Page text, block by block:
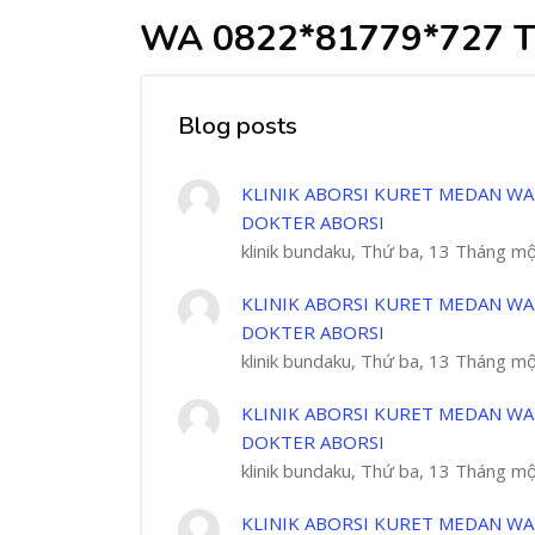
WA 0822*81779*727
Blog posts
KLINIK ABORSI KURET MEDAN
DOKTER ABORSI
klinik bundaku, Thứ ba, 13 Tháng
KLINIK ABORSI KURET MEDAN
DOKTER ABORSI
klinik bundaku, Thứ ba, 13 Tháng
KLINIK ABORSI KURET MEDAN
DOKTER ABORSI
klinik bundaku, Thứ ba, 13 Tháng
KLINIK ABORSI KURET MEDAN